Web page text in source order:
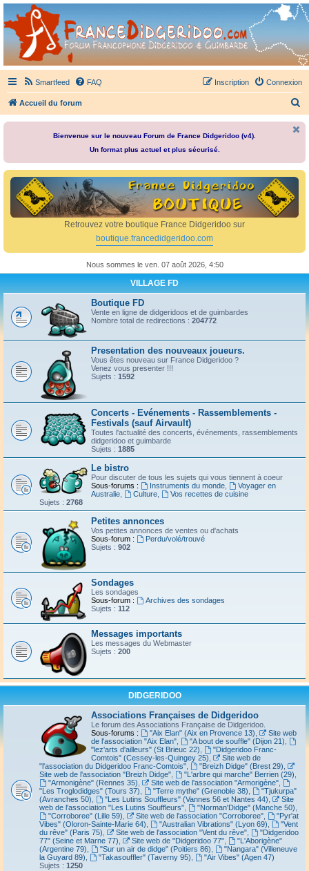
France Didgeridoo
Didgeridoo et Guimbarde sur France Didgeridoo - retrouvez la communauté.
Smartfeed FAQ Connexion
Inscription
Accueil du forum
e
r
Bienvenue sur le nouveau Forum de France Didgeridoo (v4).
Un format plus actuel et plus sécurisé.
Retrouvez votre boutique France Didgeridoo sur
boutique.francedidgeridoo.com
Nous sommes le ven. 07 août 2026, 4:50
VILLAGE FD
Boutique FD
Vente en ligne de didgeridoos et de guimbardes
Nombre total de redirections : 204772
Presentation des nouveaux joueurs.
Vous êtes nouveau sur France Didgeridoo ?
Venez vous presenter !!!
Sujets : 1592
Concerts - Evénements - Rassemblements -
Festivals (sauf Airvault)
Toutes l'actualité des concerts, événements, rassemblements
didgeridoo et guimbarde
Sujets : 1885
Le bistro
Pour discuter de tous les sujets qui vous tiennent à coeur
Sous-forums :
Instruments du monde,
Voyager en
Australie
Culture,
Vos recettes de cuisine
Sujets : 2768
Petites annonces
Vos petites annonces de ventes ou d'achats
Sous-forum :
Perdu/volé/trouvé
Sujets : 902
Sondages
Les sondages
Sous-forum :
Archives des sondages
Sujets : 112
Messages importants
Les messages du Webmaster
Sujets : 200
DIDGERIDOO
Associations Françaises de Didgeridoo
Le forum des Associations Française de Didgeridoo.
Sous-forums :
"Aix Elan" (Aix en Provence 13)
Site web
de l'association "Aix Elan"
"A bout de souffle" (Dijon 21)
"lez'arts d'ailleurs" (St Brieuc 22)
"Didgeridoo Franc-
Comtois" (Cessey-les-Quingey 25)
Site web de
"l'association du Didgeridoo Franc-Comtois"
"Breizh Didge" (Brest 29)
Site web de l'association "Breizh Didge"
"L'arbre qui marche" Berrien (29)
"Armonigène" (Rennes 35)
Site web de l'association "Armorigène",
"Les Troglodidges" (Tours 37)
"Terre mythe" (Grenoble 38)
"Tjukurpa"
(Avranches 50)
"Les Lutins Souffleurs" (Vannes 56 et Nantes 44)
Site
web de l'association "Les Lutins Souffleurs"
"Norman'Didge" (Manche 50)
"Corroboree" (Lille 59)
Site web de l'association "Corroboree",
"Pyr'at
Vibes" (Oloron-Sainte-Marie 64)
"Australian Vibrations" (Lyon 69)
"Vent
du rêve" (Paris 75)
Site web de l'association "Vent du rêve",
"Didgeridoo
77" (Seine et Marne 77)
Site web de "Didgeridoo 77",
"L'Aborigène"
(Argentine 79)
"Sur un air de didge" (Poitiers 86)
"Nangara" (Villeneuve
la Guyard 89)
"Takasouffler" (Taverny 95)
"Air Vibes" (Agen 47)
Sujets : 1250